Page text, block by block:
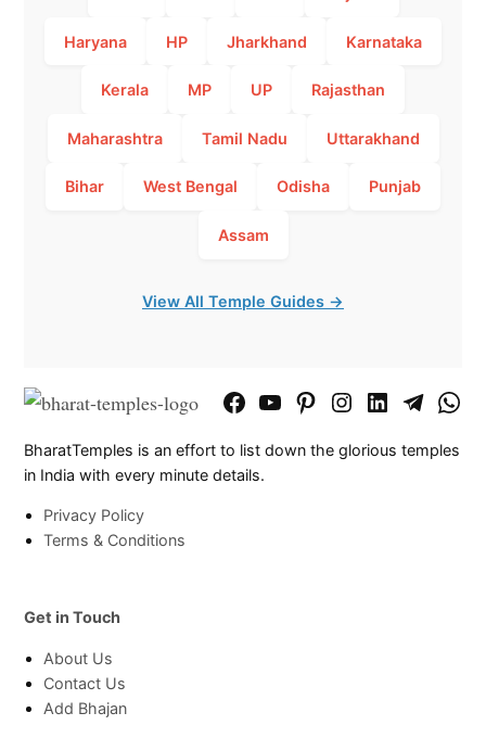
Haryana HP Jharkhand Karnataka
Kerala MP UP Rajasthan
Maharashtra Tamil Nadu Uttarakhand
Bihar West Bengal Odisha Punjab
Assam
View All Temple Guides →
FacebookYouTubePinterestInstagram
LinkedInTelegram
BharatTemples is an effort to list down the glorious temples
in India with every minute details.
Privacy Policy
Terms & Conditions
Get in Touch
About Us
Contact Us
Add Bhajan